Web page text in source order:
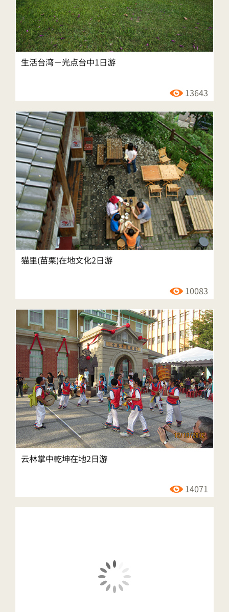
生活台湾－光点台中1日游
13643
猫里(苗栗)在地文化2日游
10083
云林掌中乾坤在地2日游
14071